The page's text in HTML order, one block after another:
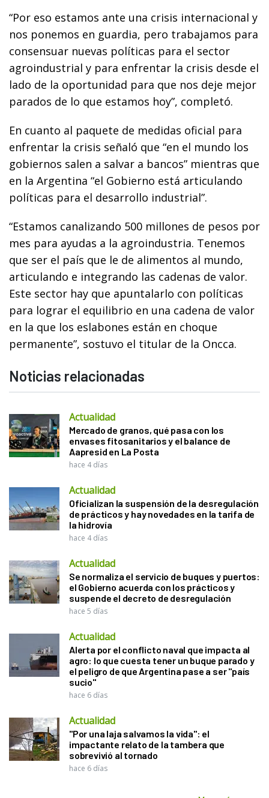
“Por eso estamos ante una crisis internacional y
nos ponemos en guardia, pero trabajamos para
consensuar nuevas políticas para el sector
agroindustrial y para enfrentar la crisis desde el
lado de la oportunidad para que nos deje mejor
parados de lo que estamos hoy”, completó.
En cuanto al paquete de medidas oficial para
enfrentar la crisis señaló que “en el mundo los
gobiernos salen a salvar a bancos” mientras que
en la Argentina “el Gobierno está articulando
políticas para el desarrollo industrial”.
“Estamos canalizando 500 millones de pesos por
mes para ayudas a la agroindustria. Tenemos
que ser el país que le de alimentos al mundo,
articulando e integrando las cadenas de valor.
Este sector hay que apuntalarlo con políticas
para lograr el equilibrio en una cadena de valor
en la que los eslabones están en choque
permanente”, sostuvo el titular de la Oncca.
Noticias relacionadas
Actualidad
Mercado de granos, qué pasa con los
envases fitosanitarios y el balance de
Aapresid en La Posta
hace 4 días
Actualidad
Oficializan la suspensión de la desregulación
de prácticos y hay novedades en la tarifa de
la hidrovía
hace 4 días
Actualidad
Se normaliza el servicio de buques y puertos:
el Gobierno acuerda con los prácticos y
suspende el decreto de desregulación
hace 5 días
Actualidad
Alerta por el conflicto naval que impacta al
agro: lo que cuesta tener un buque parado y
el peligro de que Argentina pase a ser "país
sucio"
hace 6 días
Actualidad
"Por una laja salvamos la vida": el
impactante relato de la tambera que
sobrevivió al tornado
hace 6 días